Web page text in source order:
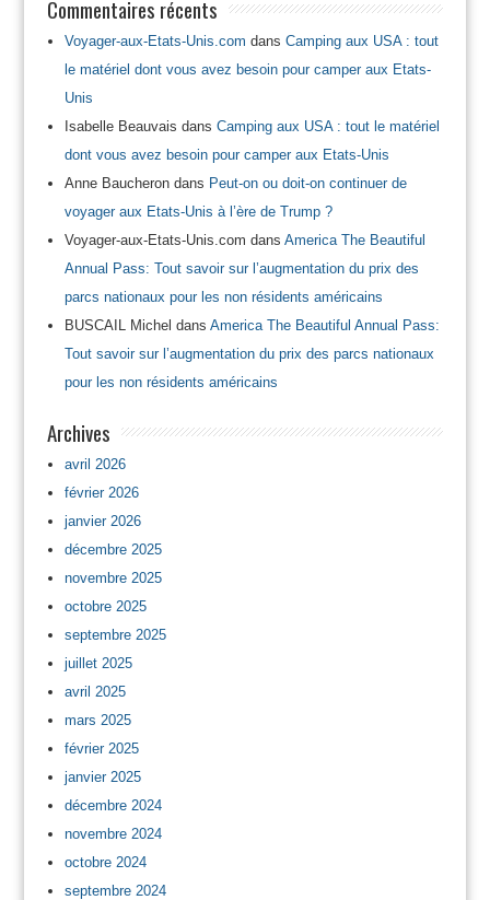
Commentaires récents
Voyager-aux-Etats-Unis.com dans Camping aux USA : tout
le matériel dont vous avez besoin pour camper aux Etats-
Unis
Isabelle Beauvais dans Camping aux USA : tout le matériel
dont vous avez besoin pour camper aux Etats-Unis
Anne Baucherondans Peut-on ou doit-on continuer de
voyager aux Etats-Unis à l’ère de Trump ?
Voyager-aux-Etats-Unis.com dans America The Beautiful
Annual Pass: Tout savoir sur l’augmentation du prix des
parcs nationaux pour les non résidents américains
BUSCAIL Michel dans America The Beautiful Annual Pass:
Tout savoir sur l’augmentation du prix des parcs nationaux
pour les non résidents américains
Archives
avril 2026
février 2026
janvier 2026
décembre 2025
novembre 2025
octobre 2025
septembre 2025
juillet 2025
avril 2025
mars 2025
février 2025
janvier 2025
décembre 2024
novembre 2024
octobre 2024
septembre 2024